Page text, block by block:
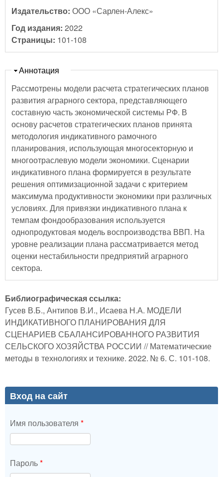
Издательство: ООО «Сарлен-Алекс»
Год издания: 2022
Страницы: 101-108
Скрыть
Аннотация
Рассмотрены модели расчета стратегических планов
развития аграрного сектора, представляющего
составную часть экономической системы РФ. В
основу расчетов стратегических планов принята
методология индикативного рамочного
планирования, использующая многосекторную и
многоотраслевую модели экономики. Сценарии
индикативного плана формируется в результате
решения оптимизационной задачи с критерием
максимума продуктивности экономики при различных
условиях. Для привязки индикативного плана к
темпам фондообразования используется
однопродуктовая модель воспроизводства ВВП. На
уровне реализации плана рассматривается метод
оценки нестабильности предприятий аграрного
сектора.
Библиографическая ссылка:
Гусев В.Б., Антипов В.И., Исаева Н.А. МОДЕЛИ
ИНДИКАТИВНОГО ПЛАНИРОВАНИЯ ДЛЯ
СЦЕНАРИЕВ СБАЛАНСИРОВАННОГО РАЗВИТИЯ
СЕЛЬСКОГО ХОЗЯЙСТВА РОССИИ // Математические
методы в технологиях и технике. 2022. № 6. С. 101-108.
Вход на сайт
Имя пользователя *
Пароль*